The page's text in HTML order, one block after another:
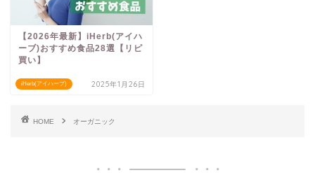
iHerb(アイハーブ)
【2026年最新】iHerb(アイハ
ーブ)おすすめ食品28選【リピ
買い】
2025年1月26日
HOME オーガニック